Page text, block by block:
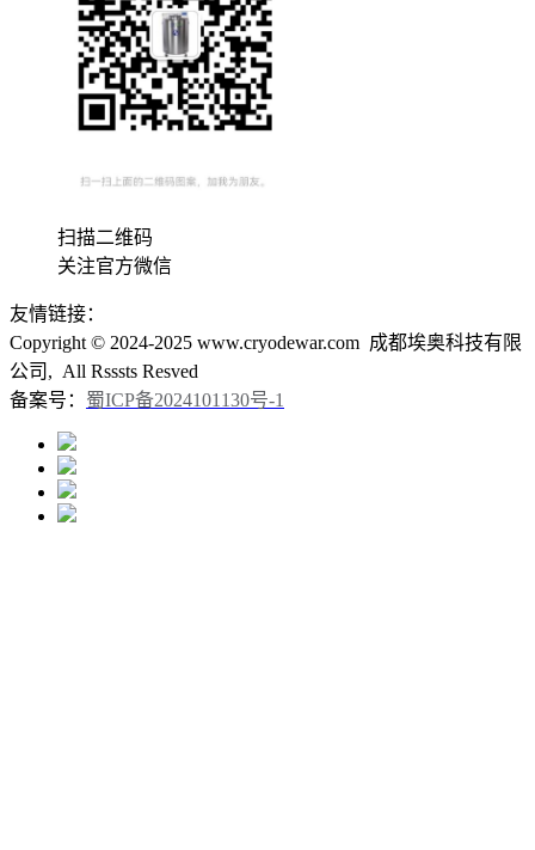
扫描二维码
关注官方微信
友情链接：
Copyright © 2024-2025 www.cryodewar.com 成都埃奥科技有限
公司, All Rsssts Resved
备案号： 蜀ICP备2024101130号-1